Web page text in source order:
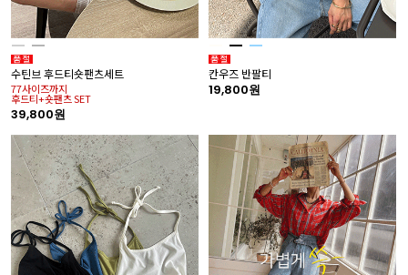
수틴브 후드티숏팬츠세트
77사이즈까지
후드티+숏팬츠 SET
39,800원
칸우즈 반팔티
19,800원